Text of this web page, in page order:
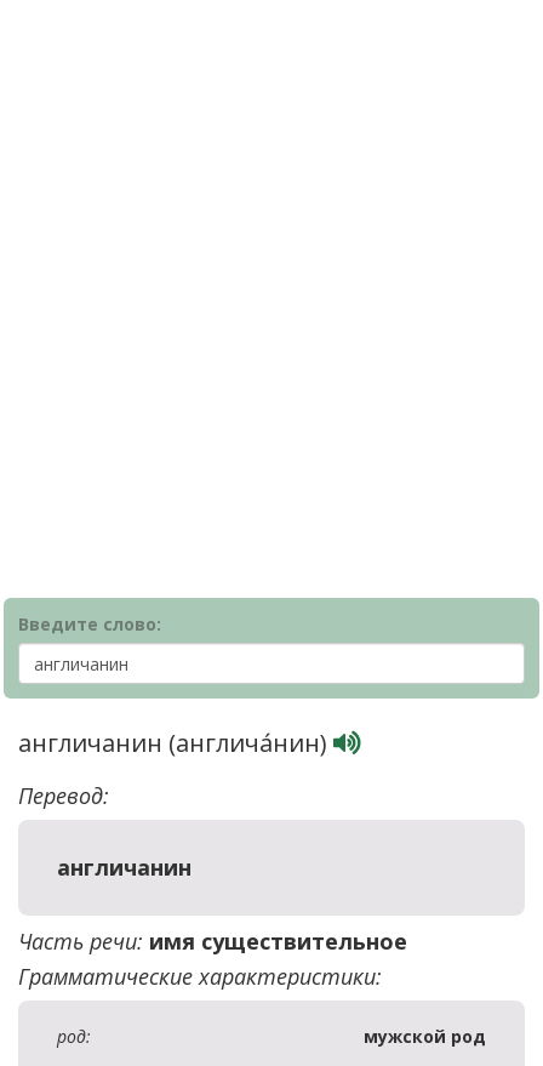
Введите слово:
англичанин (англича́нин)
Перевод:
англичанин
Часть речи: имя существительное
Грамматические характеристики:
род: мужской род